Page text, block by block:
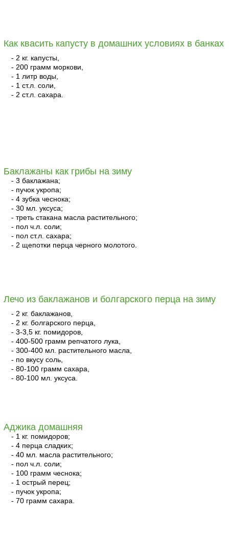
Как квасить капусту в домашних условиях в банках
- 2 кг. капусты,
- 200 грамм моркови,
- 1 литр воды,
- 1 ст.л. соли,
- 2 ст.л. сахара.
Баклажаны как грибы на зиму
- 3 баклажана;
- пучок укропа;
- 4 зубка чеснока;
- 30 мл. уксуса;
- треть стакана масла растительного;
- пол ч.л. соли;
- пол ст.л. сахара;
- 2 щепотки перца черного молотого.
Лечо из баклажанов и болгарского перца на зиму
- 2 кг. баклажанов,
- 2 кг. болгарского перца,
- 3-3,5 кг. помидоров,
- 400-500 грамм репчатого лука,
- 300-400 мл. растительного масла,
- по вкусу соль,
- 80-100 грамм сахара,
- 80-100 мл. уксуса.
Аджика домашняя
- 1 кг. помидоров;
- 4 перца сладких;
- 40 мл. масла растительного;
- пол ч.л. соли;
- 100 грамм чеснока;
- 1 острый перец;
- пучок укропа;
- 70 грамм сахара.